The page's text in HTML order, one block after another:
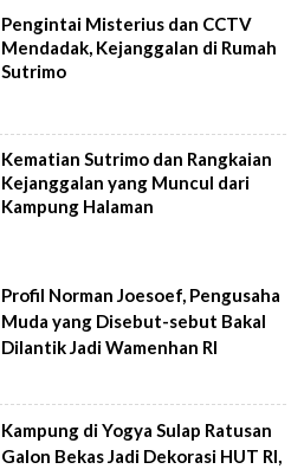
Pengintai Misterius dan CCTV
Mendadak, Kejanggalan di Rumah
Sutrimo
Kematian Sutrimo dan Rangkaian
Kejanggalan yang Muncul dari
Kampung Halaman
Profil Norman Joesoef, Pengusaha
Muda yang Disebut-sebut Bakal
Dilantik Jadi Wamenhan RI
Kampung di Yogya Sulap Ratusan
Galon Bekas Jadi Dekorasi HUT RI,